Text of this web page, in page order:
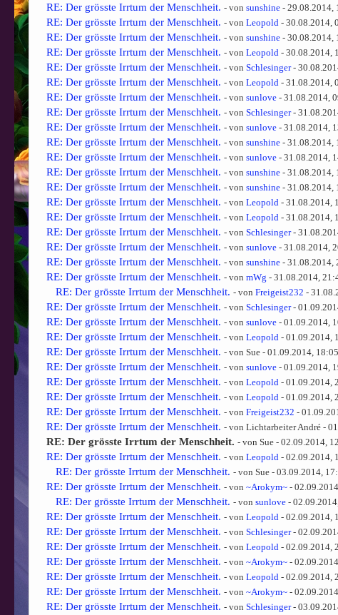
RE: Der grösste Irrtum der Menschheit. - von sunshine - 29.08.2014,
RE: Der grösste Irrtum der Menschheit. - von Leopold - 30.08.2014,
RE: Der grösste Irrtum der Menschheit. - von sunshine - 30.08.2014,
RE: Der grösste Irrtum der Menschheit. - von Leopold - 30.08.2014,
RE: Der grösste Irrtum der Menschheit. - von Schlesinger-
RE: Der grösste Irrtum der Menschheit. - von Leopold - 31.08.2014,
RE: Der grösste Irrtum der Menschheit. - von sunlove - 31.08.2014,
RE: Der grösste Irrtum der Menschheit. - von Schlesinger-
RE: Der grösste Irrtum der Menschheit. - von sunlove - 31.08.2014,
RE: Der grösste Irrtum der Menschheit. - von sunshine - 31.08.2014,
RE: Der grösste Irrtum der Menschheit. - von sunlove - 31.08.2014,
RE: Der grösste Irrtum der Menschheit. - von sunshine - 31.08.2014,
RE: Der grösste Irrtum der Menschheit. - von sunshine - 31.08.2014,
RE: Der grösste Irrtum der Menschheit. - von Leopold - 31.08.2014,
RE: Der grösste Irrtum der Menschheit. - von Leopold - 31.08.2014,
RE: Der grösste Irrtum der Menschheit. - von Schlesinger-
RE: Der grösste Irrtum der Menschheit. - von sunlove - 31.08.2014,
RE: Der grösste Irrtum der Menschheit. - von sunshine - 31.08.2014,
RE: Der grösste Irrtum der Menschheit. - von mWg - 31.08.2014,
RE: Der grösste Irrtum der Menschheit. - von Freigeist232 -
RE: Der grösste Irrtum der Menschheit. - von Schlesinger-
RE: Der grösste Irrtum der Menschheit. - von sunlove - 01.09.2014,
RE: Der grösste Irrtum der Menschheit. - von Leopold - 01.09.2014,
RE: Der grösste Irrtum der Menschheit. - von Sue - 01.09.2014, 18:05
RE: Der grösste Irrtum der Menschheit. - von sunlove - 01.09.2014,
RE: Der grösste Irrtum der Menschheit. - von Leopold - 01.09.2014,
RE: Der grösste Irrtum der Menschheit. - von Leopold - 01.09.2014,
RE: Der grösste Irrtum der Menschheit. - von Freigeist232 -
RE: Der grösste Irrtum der Menschheit. - von Lichtarbeiter André -
RE: Der grösste Irrtum der Menschheit. - von Sue - 02.09.2014,
RE: Der grösste Irrtum der Menschheit. - von Leopold - 02.09.2014,
RE: Der grösste Irrtum der Menschheit. - von Sue - 03.09.2014,
RE: Der grösste Irrtum der Menschheit. - von ~Arokym~ -
RE: Der grösste Irrtum der Menschheit. - von sunlove -
RE: Der grösste Irrtum der Menschheit. - von Leopold - 02.09.2014,
RE: Der grösste Irrtum der Menschheit. - von Schlesinger-
RE: Der grösste Irrtum der Menschheit. - von Leopold - 02.09.2014,
RE: Der grösste Irrtum der Menschheit. - von ~Arokym~ -
RE: Der grösste Irrtum der Menschheit. - von Leopold - 02.09.2014,
RE: Der grösste Irrtum der Menschheit. - von ~Arokym~ -
RE: Der grösste Irrtum der Menschheit. - von Schlesinger-